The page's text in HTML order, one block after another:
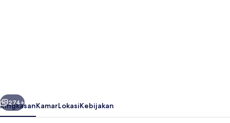
Berikutnya
274+
RingkasanKamarLokasiKebijakan